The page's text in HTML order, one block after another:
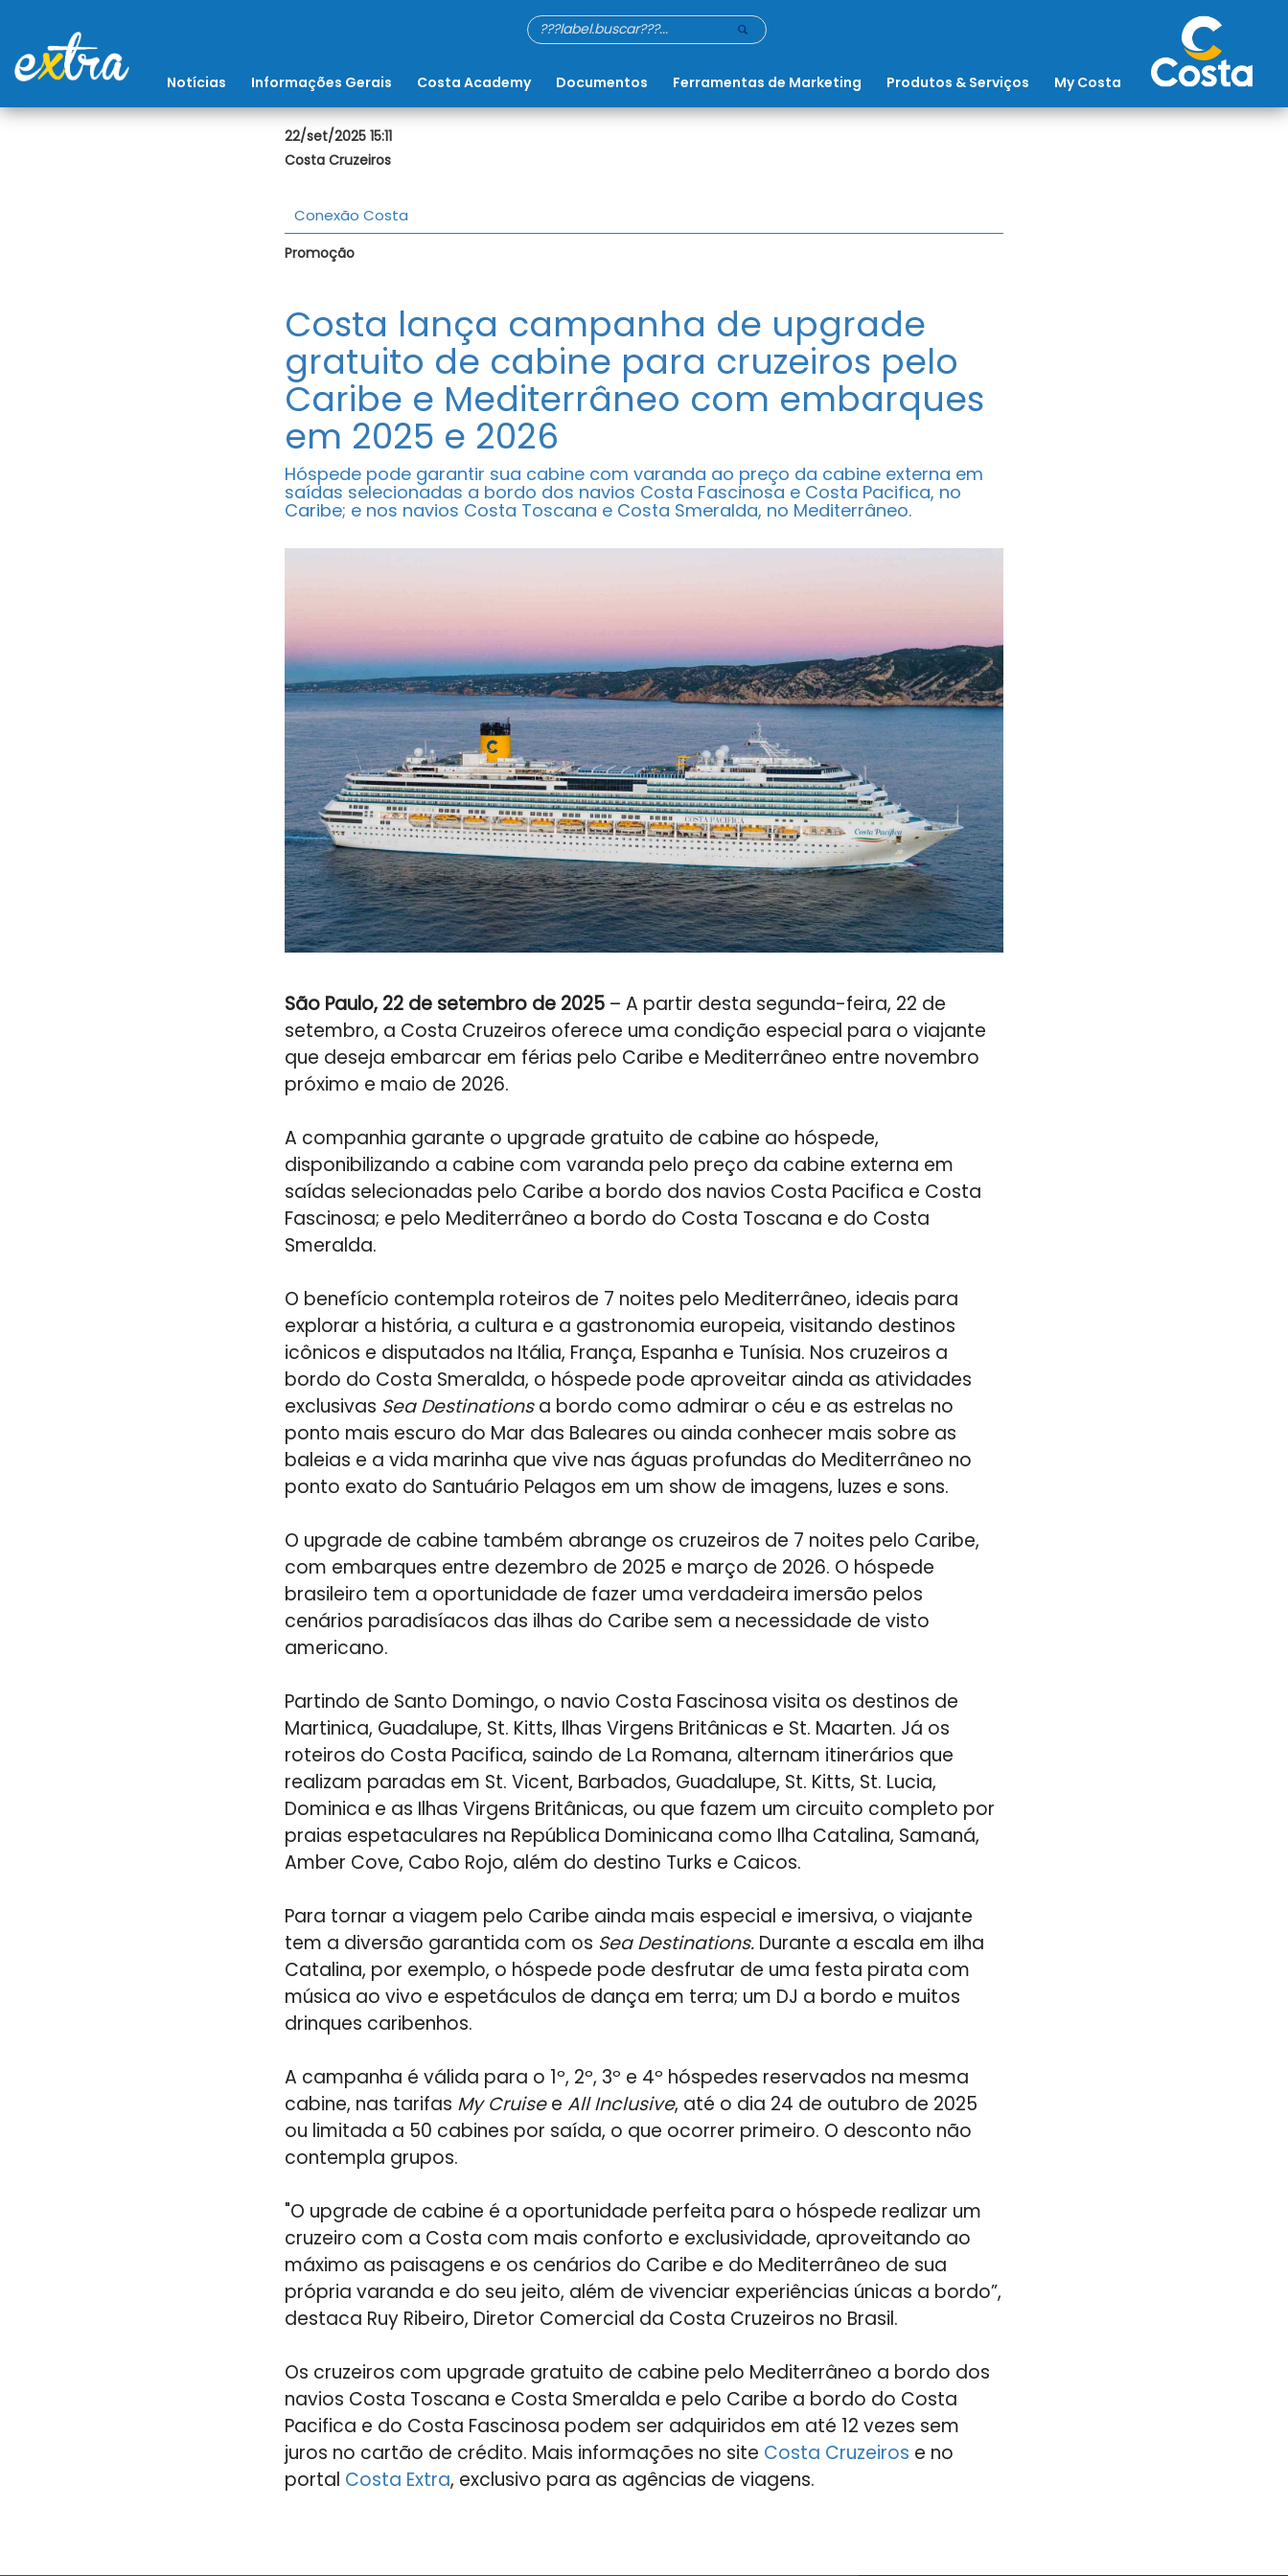
Notícias Informações Gerais Costa Academy Documentos Ferramentas de Marketing Produtos & Serviços My Costa
22/set/2025 15:11
Costa Cruzeiros
Conexão Costa
Promoção
Costa lança campanha de upgrade
gratuito de cabine para cruzeiros pelo
Caribe e Mediterrâneo com embarques
em 2025 e 2026
Hóspede pode garantir sua cabine com varanda ao preço da cabine externa em
saídas selecionadas a bordo dos navios Costa Fascinosa e Costa Pacifica, no
Caribe; e nos navios Costa Toscana e Costa Smeralda, no Mediterrâneo.
São Paulo, 22 de setembro de 2025 – A partir desta segunda-feira, 22 de
setembro, a Costa Cruzeiros oferece uma condição especial para o viajante
que deseja embarcar em férias pelo Caribe e Mediterrâneo entre novembro
próximo e maio de 2026.
A companhia garante o upgrade gratuito de cabine ao hóspede,
disponibilizando a cabine com varanda pelo preço da cabine externa em
saídas selecionadas pelo Caribe a bordo dos navios Costa Pacifica e Costa
Fascinosa; e pelo Mediterrâneo a bordo do Costa Toscana e do Costa
Smeralda.
O benefício contempla roteiros de 7 noites pelo Mediterrâneo, ideais para
explorar a história, a cultura e a gastronomia europeia, visitando destinos
icônicos e disputados na Itália, França, Espanha e Tunísia. Nos cruzeiros a
bordo do Costa Smeralda, o hóspede pode aproveitar ainda as atividades
exclusivas Sea Destinationsa bordo como admirar o céu e as estrelas no
ponto mais escuro do Mar das Baleares ou ainda conhecer mais sobre as
baleias e a vida marinha que vive nas águas profundas do Mediterrâneo no
ponto exato do Santuário Pelagos em um show de imagens, luzes e sons.
O upgrade de cabine também abrange os cruzeiros de 7 noites pelo Caribe,
com embarques entre dezembro de 2025 e março de 2026. O hóspede
brasileiro tem a oportunidade de fazer uma verdadeira imersão pelos
cenários paradisíacos das ilhas do Caribe sem a necessidade de visto
americano.
Partindo de Santo Domingo, o navio Costa Fascinosa visita os destinos de
Martinica, Guadalupe, St. Kitts, Ilhas Virgens Britânicas e St. Maarten. Já os
roteiros do Costa Pacifica, saindo de La Romana, alternam itinerários que
realizam paradas em St. Vicent, Barbados, Guadalupe, St. Kitts, St. Lucia,
Dominica e as Ilhas Virgens Britânicas, ou que fazem um circuito completo por
praias espetaculares na República Dominicana como Ilha Catalina, Samaná,
Amber Cove, Cabo Rojo, além do destino Turks e Caicos.
Para tornar a viagem pelo Caribe ainda mais especial e imersiva, o viajante
tem a diversão garantida com os Sea Destinations. Durante a escala em ilha
Catalina, por exemplo, o hóspede pode desfrutar de uma festa pirata com
música ao vivo e espetáculos de dança em terra; um DJ a bordo e muitos
drinques caribenhos.
A campanha é válida para o 1º, 2º, 3º e 4º hóspedes reservados na mesma
cabine, nas tarifas My Cruisee All Inclusive, até o dia 24 de outubro de 2025
ou limitada a 50 cabines por saída, o que ocorrer primeiro. O desconto não
contempla grupos.
"O upgrade de cabine é a oportunidade perfeita para o hóspede realizar um
cruzeiro com a Costa com mais conforto e exclusividade, aproveitando ao
máximo as paisagens e os cenários do Caribe e do Mediterrâneo de sua
própria varanda e do seu jeito, além de vivenciar experiências únicas a bordo”,
destaca Ruy Ribeiro, Diretor Comercial da Costa Cruzeiros no Brasil.
Os cruzeiros com upgrade gratuito de cabine pelo Mediterrâneo a bordo dos
navios Costa Toscana e Costa Smeralda e pelo Caribe a bordo do Costa
Pacifica e do Costa Fascinosa podem ser adquiridos em até 12 vezes sem
juros no cartão de crédito. Mais informações no site Costa Cruzeiros e no
portal Costa Extra, exclusivo para as agências de viagens.